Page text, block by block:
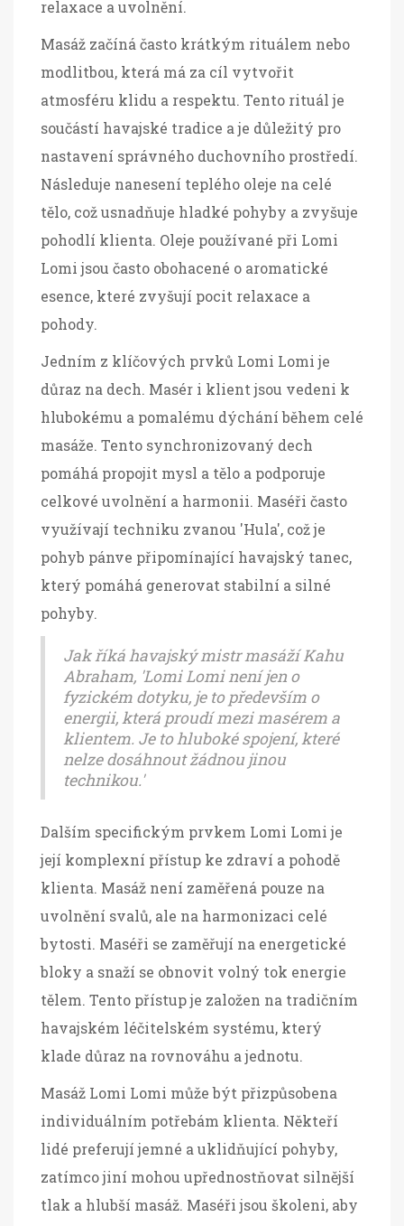
relaxace a uvolnění.
Masáž začíná často krátkým rituálem nebo
modlitbou, která má za cíl vytvořit
atmosféru klidu a respektu. Tento rituál je
součástí havajské tradice a je důležitý pro
nastavení správného duchovního prostředí.
Následuje nanesení teplého oleje na celé
tělo, což usnadňuje hladké pohyby a zvyšuje
pohodlí klienta. Oleje používané při Lomi
Lomi jsou často obohacené o aromatické
esence, které zvyšují pocit relaxace a
pohody.
Jedním z klíčových prvků Lomi Lomi je
důraz na dech. Masér i klient jsou vedeni k
hlubokému a pomalému dýchání během celé
masáže. Tento synchronizovaný dech
pomáhá propojit mysl a tělo a podporuje
celkové uvolnění a harmonii. Maséři často
využívají techniku zvanou 'Hula', což je
pohyb pánve připomínající havajský tanec,
který pomáhá generovat stabilní a silné
pohyby.
Jak říká havajský mistr masáží Kahu
Abraham, 'Lomi Lomi není jen o
fyzickém dotyku, je to především o
energii, která proudí mezi masérem a
klientem. Je to hluboké spojení, které
nelze dosáhnout žádnou jinou
technikou.'
Dalším specifickým prvkem Lomi Lomi je
její komplexní přístup ke zdraví a pohodě
klienta. Masáž není zaměřená pouze na
uvolnění svalů, ale na harmonizaci celé
bytosti. Maséři se zaměřují na energetické
bloky a snaží se obnovit volný tok energie
tělem. Tento přístup je založen na tradičním
havajském léčitelském systému, který
klade důraz na rovnováhu a jednotu.
Masáž Lomi Lomi může být přizpůsobena
individuálním potřebám klienta. Někteří
lidé preferují jemné a uklidňující pohyby,
zatímco jiní mohou upřednostňovat silnější
tlak a hlubší masáž. Maséři jsou školeni, aby